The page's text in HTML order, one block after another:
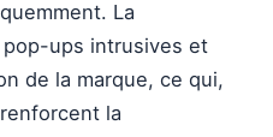
La
pop-ups intrusives et
de la marque, ce qui,
la